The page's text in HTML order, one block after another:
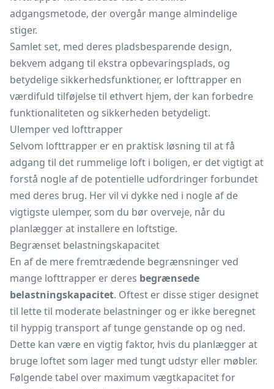
adgangsmetode, der overgår mange almindelige
stiger.
Samlet set, med deres pladsbesparende design,
bekvem adgang til ekstra opbevaringsplads, og
betydelige sikkerhedsfunktioner, er lofttrapper en
værdifuld tilføjelse til ethvert hjem, der kan forbedre
funktionaliteten og sikkerheden betydeligt.
Ulemper ved lofttrapper
Selvom lofttrapper er en praktisk løsning til at få
adgang til det rummelige loft i boligen, er det vigtigt at
forstå nogle af de potentielle udfordringer forbundet
med deres brug. Her vil vi dykke ned i nogle af de
vigtigste ulemper, som du bør overveje, når du
planlægger at installere en loftstige.
Begrænset belastningskapacitet
En af de mere fremtrædende begrænsninger ved
mange lofttrapper er deres begrænsede
belastningskapacitet. Oftest er disse stiger designet
til lette til moderate belastninger og er ikke beregnet
til hyppig transport af tunge genstande op og ned.
Dette kan være en vigtig faktor, hvis du planlægger at
bruge loftet som lager med tungt udstyr eller møbler.
Følgende tabel over maximum vægtkapacitet for